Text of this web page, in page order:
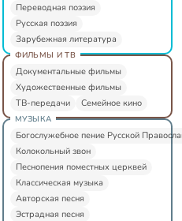
Переводная поэзия
Русская поэзия
Зарубежная литература
ФИЛЬМЫ И ТВ
Документальные фильмы
Художественные фильмы
ТВ-передачи
Семейное кино
МУЗЫКА
Богослужебное пение Русской
Колокольный звон
Песнопения поместных церквей
Классическая музыка
Авторская песня
Эстрадная песня